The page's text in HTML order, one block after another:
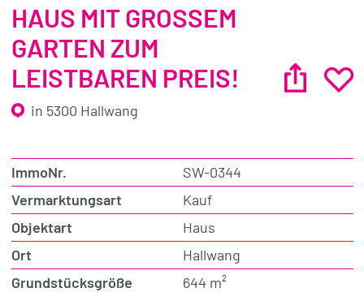
HAUS MIT GROSSEM G
ARTEN ZUM L
EISTBAREN PREIS!
in 5300 Hallwang
ImmoNr.
SW-0344
Vermarktungsart
Kauf
Objektart
Haus
Ort
Hallwang
Grundstücksgröße
644 m²